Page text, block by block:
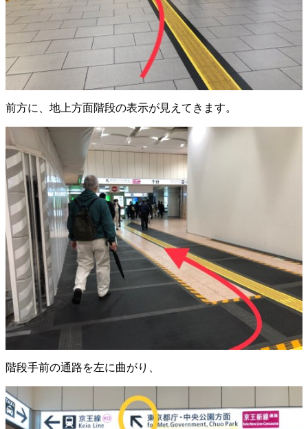
前方に、地上方面階段の表示が見えてきます。
階段手前の通路を左に曲がり、